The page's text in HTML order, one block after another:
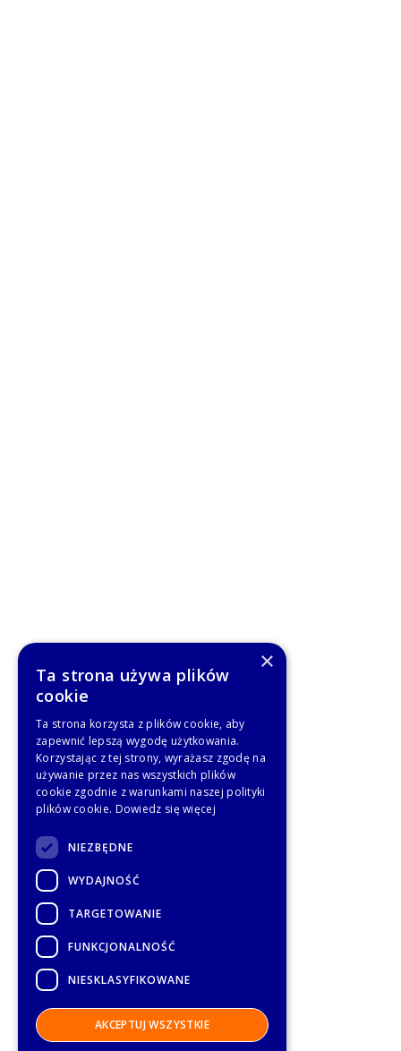
×
Ta strona używa plików
cookie
Ta strona korzysta z plików cookie, aby
zapewnić lepszą wygodę użytkowania.
Korzystając z tej strony, wyrażasz zgodę na
używanie przez nas wszystkich plików
cookie zgodnie z warunkami naszej polityki
plików cookie. Dowiedz się więcej
NIEZBĘDNE
WYDAJNOŚĆ
TARGETOWANIE
FUNKCJONALNOŚĆ
NIESKLASYFIKOWANE
AKCEPTUJ WSZYSTKIE